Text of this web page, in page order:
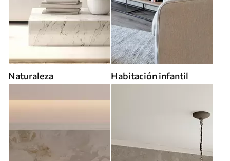
Naturaleza Habitación infantil